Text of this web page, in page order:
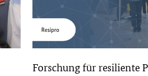
Forschung für resiliente